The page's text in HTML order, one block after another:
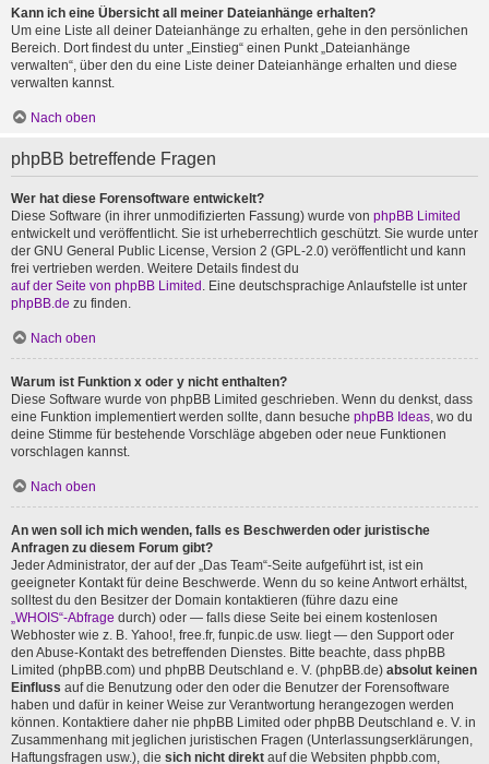
Kann ich eine Übersicht all meiner Dateianhänge erhalten?
Um eine Liste all deiner Dateianhänge zu erhalten, gehe in den persönlichen
Bereich. Dort findest du unter „Einstieg“ einen Punkt „Dateianhänge
verwalten“, über den du eine Liste deiner Dateianhänge erhalten und diese
verwalten kannst.
Nach oben
phpBB betreffende Fragen
Wer hat diese Forensoftware entwickelt?
Diese Software (in ihrer unmodifizierten Fassung) wurde von phpBB Limited
entwickelt und veröffentlicht. Sie ist urheberrechtlich geschützt. Sie wurde unter
der GNU General Public License, Version 2 (GPL-2.0) veröffentlicht und kann
frei vertrieben werden. Weitere Details findest du
auf der Seite von phpBB Limited . Eine deutschsprachige Anlaufstelle ist unter
phpBB.de zu finden.
Nach oben
Warum ist Funktion x oder y nicht enthalten?
Diese Software wurde von phpBB Limited geschrieben. Wenn du denkst, dass
eine Funktion implementiert werden sollte, dann besuche phpBB Ideas, wo du
deine Stimme für bestehende Vorschläge abgeben oder neue Funktionen
vorschlagen kannst.
Nach oben
An wen soll ich mich wenden, falls es Beschwerden oder juristische
Anfragen zu diesem Forum gibt?
Jeder Administrator, der auf der „Das Team“-Seite aufgeführt ist, ist ein
geeigneter Kontakt für deine Beschwerde. Wenn du so keine Antwort erhältst,
solltest du den Besitzer der Domain kontaktieren (führe dazu eine
„WHOIS“-Abfrage durch) oder — falls diese Seite bei einem kostenlosen
Webhoster wie z. B. Yahoo!, free.fr, funpic.de usw. liegt — den Support oder
den Abuse-Kontakt des betreffenden Dienstes. Bitte beachte, dass phpBB
Limited (phpBB.com) und phpBB Deutschland e. V. (phpBB.de) absolut keinen
Einfluss auf die Benutzung oder den oder die Benutzer der Forensoftware
haben und dafür in keiner Weise zur Verantwortung herangezogen werden
können. Kontaktiere daher nie phpBB Limited oder phpBB Deutschland e. V. in
Zusammenhang mit jeglichen juristischen Fragen (Unterlassungserklärungen,
Haftungsfragen usw.), die sich nicht direkt auf die Websiten phpbb.com,